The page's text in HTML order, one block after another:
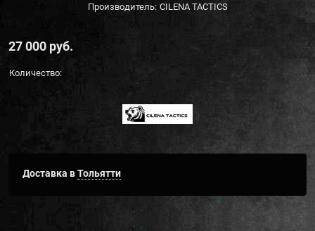
Производитель: CILENA TACTICS
27 000 руб.
Количество:
Доставка вТольятти